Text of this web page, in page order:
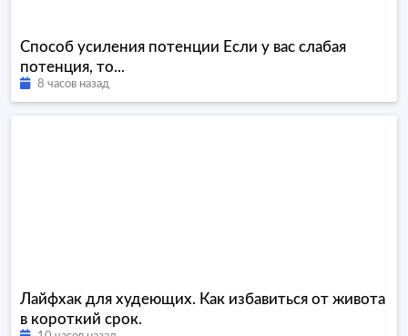
Способ усиления потенции Если у вас слабая
потенция, то...
8 часов назад
Лайфхак для худеющих. Как избавиться от живота
в короткий срок.